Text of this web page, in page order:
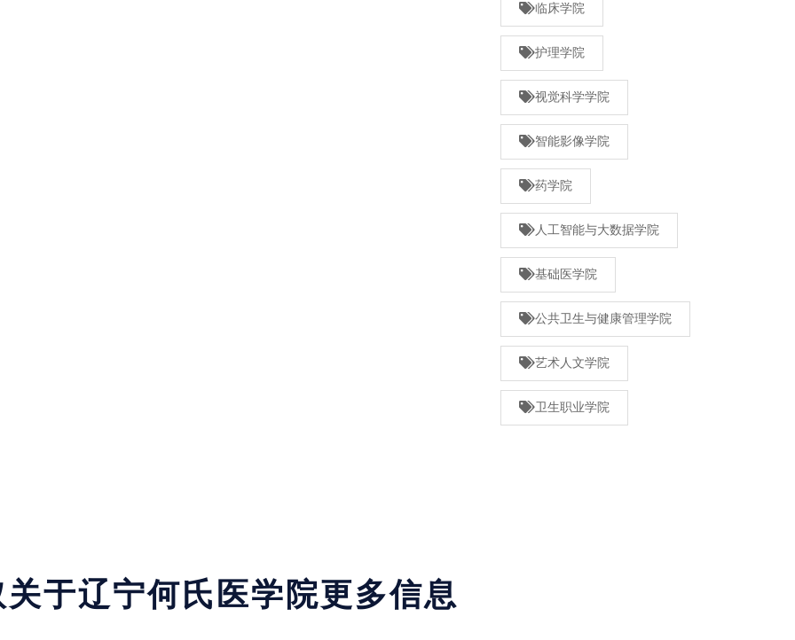
临床学院
护理学院
视觉科学学院
智能影像学院
药学院
人工智能与大数据学院
基础医学院
公共卫生与健康管理学院
艺术人文学院
卫生职业学院
关于辽宁何氏医学院更多信息